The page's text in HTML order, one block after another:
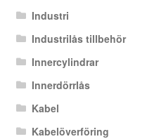
Industri
Industrilås tillbehör
Innercylindrar
Innerdörrlås
Kabel
Kabelöverföring